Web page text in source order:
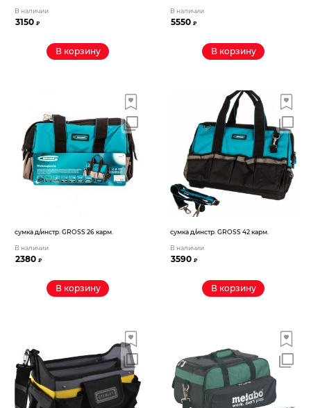
В наличии
3150₽
В корзину
В наличии
5550₽
В корзину
сумка д/инстр. GROSS 26 карм.
В наличии
2380₽
В корзину
сумка д/инстр. GROSS 42 карм.
В наличии
3590₽
В корзину